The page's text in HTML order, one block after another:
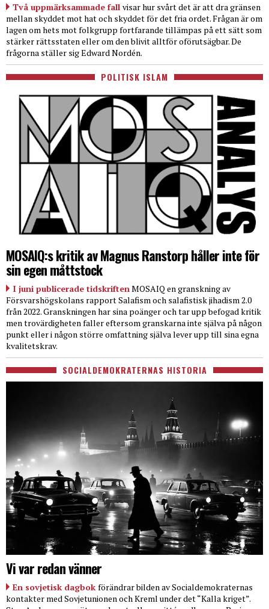
Två uppmärksammade fall visar hur svårt det är att dra gränsen
mellan skyddet mot hat och skyddet för det fria ordet. Frågan är om
lagen om hets mot folkgrupp fortfarande tillämpas på ett sätt som
stärker rättsstaten eller om den blivit alltför oförutsägbar. De
frågorna ställer sig Edward Nordén.
POLITISK ISLAM
MOSAIQ:s kritik av Magnus Ranstorp håller inte för
sin egen måttstock
I juni publicerade tidskriftenMOSAIQ en granskning av
Försvarshögskolans rapport Salafism och salafistisk jihadism 2.0
från 2022. Granskningen har sina poänger och tar upp befogad kritik
men trovärdigheten faller eftersom granskarna inte själva på någon
punkt eller i någon större omfattning själva lever upp till sina egna
kvalitetskrav.
SOCIALDEMOKRATERNAS HISTORIA
Vi var redan vänner
En sovjetisk dagbok förändrar bilden av Socialdemokraternas
kontakter med Sovjetunionen och Kreml under det “Kalla kriget”.